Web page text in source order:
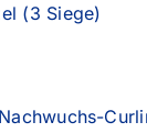
(3 Siege)